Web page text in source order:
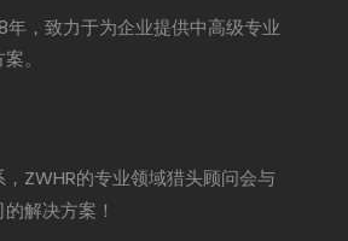
年，致力于为企业提供中高级专业
。
ZWHR的专业领域猎头顾问会与
解决方案！